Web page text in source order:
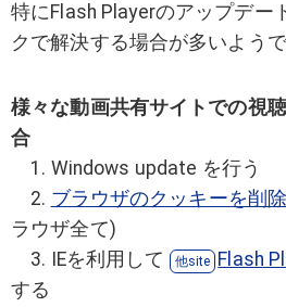
特にFlash Playerのアップデー
クで解決する場合が多いようで
様々な動画共有サイトでの視
合
1. Windows update を行う
2. ブラウザのクッキーを削
ラウザ全て)
3. IEを利用して
Flash
する